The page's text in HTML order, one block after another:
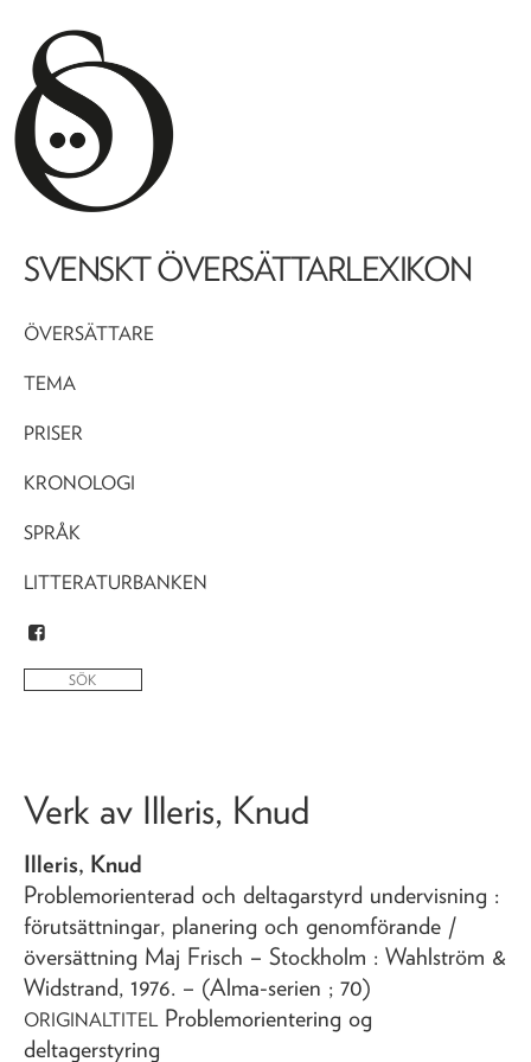
SVENSKT ÖVERSÄTTARLEXIKON
ÖVERSÄTTARE
TEMA
PRISER
KRONOLOGI
SPRÅK
LITTERATURBANKEN
Verk av Illeris, Knud
Illeris, Knud
Problemorienterad och deltagarstyrd undervisning :
förutsättningar, planering och genomförande /
översättning Maj Frisch – Stockholm : Wahlström &
Widstrand, 1976. – (Alma-serien ; 70)
ORIGINALTITEL Problemorientering og
deltagerstyring